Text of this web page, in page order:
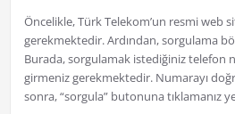
Öncelikle, Türk Telekom’un resmi web
gerekmektedir. Ardından, sorgulama
Burada, sorgulamak istediğiniz telefon
girmeniz gerekmektedir. Numarayı
sonra, “sorgula” butonuna tıklamanız